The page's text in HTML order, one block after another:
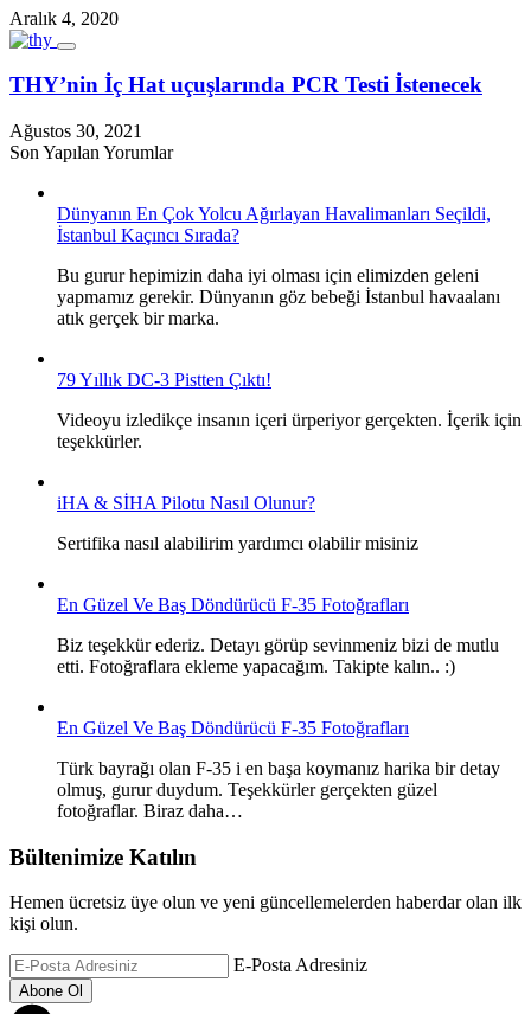
Aralık 4, 2020
THY’nin İç Hat uçuşlarında PCR Testi İstenecek
Ağustos 30, 2021
Son Yapılan Yorumlar
Dünyanın En Çok Yolcu Ağırlayan Havalimanları Seçildi,
İstanbul Kaçıncı Sırada?
Bu gurur hepimizin daha iyi olması için elimizden geleni
yapmamız gerekir. Dünyanın göz bebeği İstanbul havaalanı
atık gerçek bir marka.
79 Yıllık DC-3 Pistten Çıktı!
Videoyu izledikçe insanın içeri ürperiyor gerçekten. İçerik için
teşekkürler.
iHA & SİHA Pilotu Nasıl Olunur?
Sertifika nasıl alabilirim yardımcı olabilir misiniz
En Güzel Ve Baş Döndürücü F-35 Fotoğrafları
Biz teşekkür ederiz. Detayı görüp sevinmeniz bizi de mutlu
etti. Fotoğraflara ekleme yapacağım. Takipte kalın.. :)
En Güzel Ve Baş Döndürücü F-35 Fotoğrafları
Türk bayrağı olan F-35 i en başa koymanız harika bir detay
olmuş, gurur duydum. Teşekkürler gerçekten güzel
fotoğraflar. Biraz daha…
Bültenimize Katılın
Hemen ücretsiz üye olun ve yeni güncellemelerden haberdar olan ilk
kişi olun.
E-Posta Adresiniz